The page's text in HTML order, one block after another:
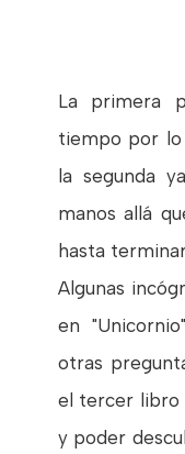
La primera
tiempo por lo
la segunda
manos allá
hasta
Algunas
en
otras
el tercer libro
y poder